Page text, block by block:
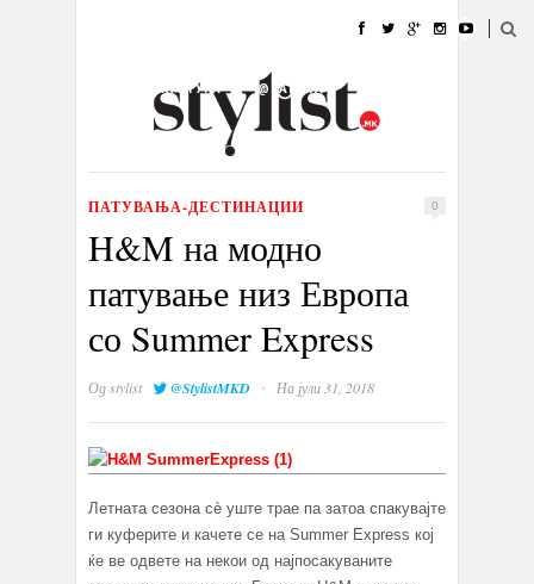
УБАВИНА
КУЛТУРА @РАБОТА
ИЗЛОГ
ПАТУВАЊА-ДЕСТИНАЦИИ 0
H&M на модно
патување низ Европа
со Summer Express
Одstylist @StylistMKD · На јули 31, 2018
Летната сезона сè уште трае па затоа спакувајте
ги куферите и качете се на Summer Express кој
ќе ве одвете на некои од најпосакуваните